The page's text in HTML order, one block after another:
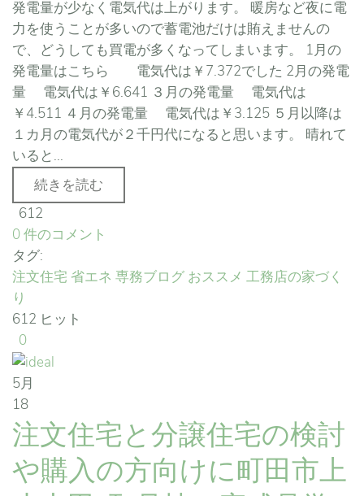
発電量が少なく電気代は上がります。 暖房など夜に電
力を使うことが多いので蓄電池だけは賄えませんの
で、どうしても買電が多くなってしまいます。 1月の
発電量はこちら 電気代は￥7.372でした 2月の発電
量 電気代は￥6.641 ３月の発電量 電気代は
￥4.511 ４月の発電量 電気代は￥3.125 ５月以降は
１カ月の電気代が２千円代になると思います。 晴れて
いると...
続きを読む
612
0 件のコメント
タグ:
注文住宅 省エネ 専務ブログ おススメ 工務店の家づく
り
612 ヒット
0
5月
18
注文住宅と分譲住宅の検討
や購入の方向けに町田市上